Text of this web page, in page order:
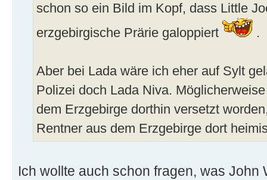
schon so ein Bild im Kopf, dass Little
erzgebirgische Prärie galoppiert
.
Aber bei Lada wäre ich eher auf Sylt
Polizei doch Lada Niva.
dem Erzgebirge dorthin versetzt
Rentner aus dem Erzgebirge dort
Ich wollte auch schon fragen, was John